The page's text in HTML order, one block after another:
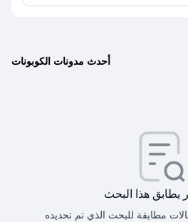
أحدث مدونات الكوبونات
يطابق هذا البحث